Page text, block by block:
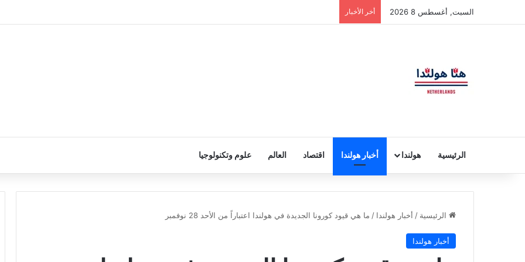
السبت, أغسطس 8 2026 أخر الأخبار
الرئيسية هولندا أخبار هولندا اقتصاد العالم علوم وتكنولوجيا
الرئيسية / أخبار هولندا / ما هي قيود كورونا الجديدة في هولندا اعتباراً من الأحد 28 نوفمبر
أخبار هولندا